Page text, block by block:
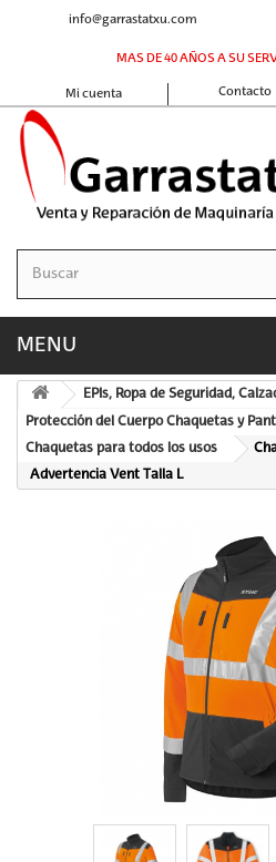
info@garrastatxu.com
MAS DE 40 AÑOS A SU
Contacto
Mi cuenta
MENU
EPIs, Ropa de Seguridad,
Protección del Cuerpo Chaquetas y
Chaquetas para todos los usos
Advertencia Vent Talla L